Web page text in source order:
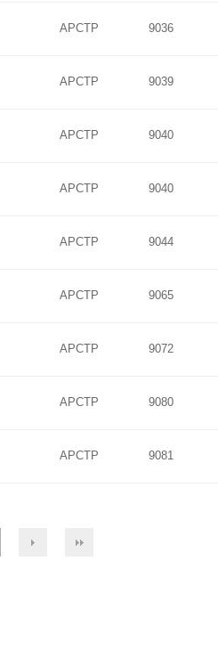
APCTP 9036
APCTP 9039
APCTP 9040
APCTP 9040
APCTP 9044
APCTP 9065
APCTP 9072
APCTP 9080
APCTP 9081